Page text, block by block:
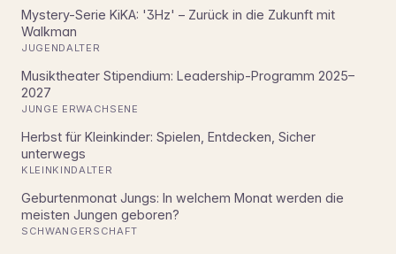
Mystery-Serie KiKA: '3Hz' – Zurück in die Zukunft mit
Walkman
JUGENDALTER
Musiktheater Stipendium: Leadership-Programm 2025–
2027
JUNGE ERWACHSENE
Herbst für Kleinkinder: Spielen, Entdecken, Sicher
unterwegs
KLEINKINDALTER
Geburtenmonat Jungs: In welchem Monat werden die
meisten Jungen geboren?
SCHWANGERSCHAFT